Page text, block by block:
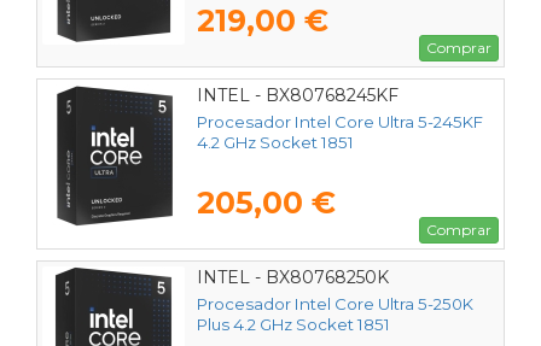
219,00 €
Comprar
INTEL - BX80768245KF
Procesador Intel Core Ultra 5-245KF
4.2 GHz Socket 1851
205,00 €
Comprar
INTEL - BX80768250K
Procesador Intel Core Ultra 5-250K
Plus 4.2 GHz Socket 1851